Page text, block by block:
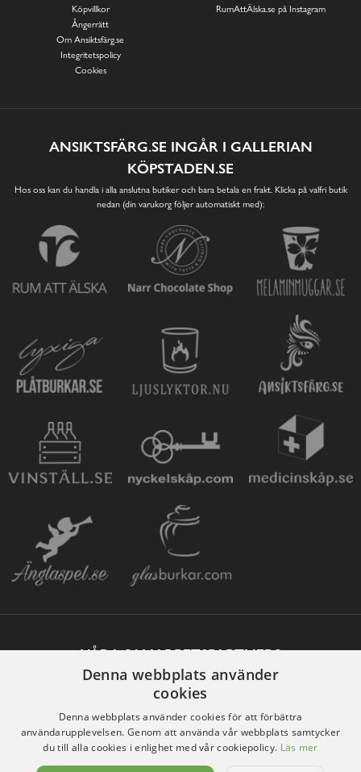
Köpvillkor
Ångerrätt
Om Ansiktsfärg.se
Integritetspolicy
Cookies
RumAttÄlska.se på Instagram
ANSIKTSFÄRG.SE INGÅR I GALLERIAN
KÖPSTADEN.SE
Hos oss kan du handla i alla anslutna butiker och bara betala en frakt. Klicka på valfri butik
nedan (din varukorg följer automatiskt med):
VÅRA SAMARBETSPARTNERS
Denna webbplats använder
cookies
Denna webbplats använder cookies för att förbättra
användarupplevelsen. Genom att använda vår webbplats samtycker
du till alla cookies i enlighet med vår cookiepolicy. Läs mer